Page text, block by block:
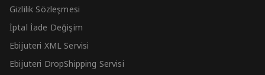
Gizlilik Sözleşmesi
İptal İade Değişim
Ebijuteri XML Servisi
Ebijuteri DropShipping Servisi